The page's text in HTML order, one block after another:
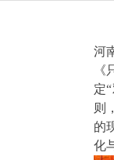
河
定
则
的
化